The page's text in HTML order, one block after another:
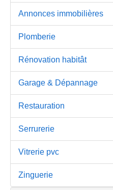
Annonces immobilières
Plomberie
Rénovation habitât
Garage & Dépannage
Restauration
Serrurerie
Vitrerie pvc
Zinguerie